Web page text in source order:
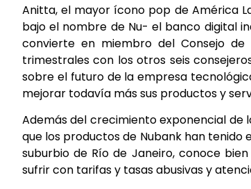
Anitta, el mayor ícono pop de América
bajo el nombre de Nu- el banco digital
convierte en miembro del Consejo
trimestrales con los otros seis
sobre el futuro de la empresa
mejorar todavía más sus productos y
Además del crecimiento exponencial
que los productos de Nubank han tenido
suburbio de Río de Janeiro, conoce
sufrir con tarifas y tasas abusivas y